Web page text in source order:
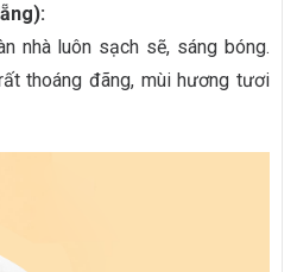
nhà luôn sạch sẽ, sáng bóng.
thoáng đãng, mùi hương tươi